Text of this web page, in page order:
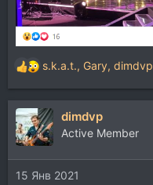
Р
е
а
к
ц
и
и
:
s.k.a.t., Gary, dimdvp
dimdvp
Active Member
15 Янв 2021